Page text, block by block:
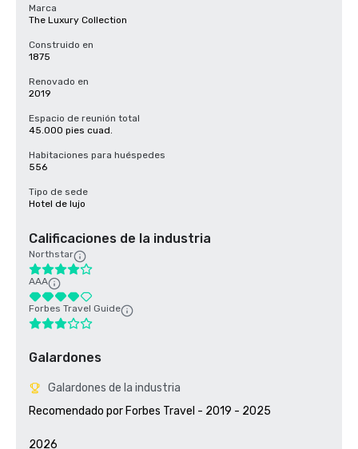
Marca
The Luxury Collection
Construido en
1875
Renovado en
2019
Espacio de reunión total
45.000 pies cuad.
Habitaciones para huéspedes
556
Tipo de sede
Hotel de lujo
Calificaciones de la industria
Northstar
AAA
Forbes Travel Guide
Galardones
Galardones de la industria
Recomendado por Forbes Travel - 2019 - 2025
2026